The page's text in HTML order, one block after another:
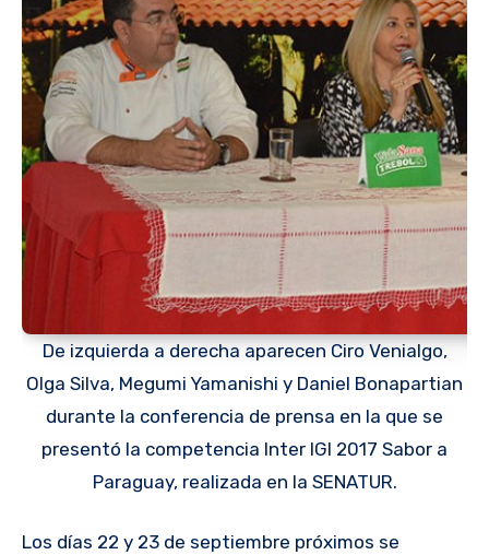
De izquierda a derecha aparecen Ciro Venialgo,
Olga Silva, Megumi Yamanishi y Daniel Bonapartian
durante la conferencia de prensa en la que se
presentó la competencia Inter IGI 2017 Sabor a
Paraguay, realizada en la SENATUR.
Los días 22 y 23 de septiembre próximos se